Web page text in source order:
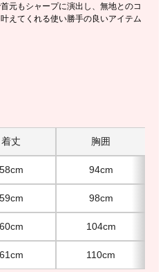
元もシャープに演出し、無地とのコ
えてくれる使い勝手の良いアイテム
着丈 胸囲
58cm 94cm
59cm 98cm
60cm 104cm
61cm 110cm